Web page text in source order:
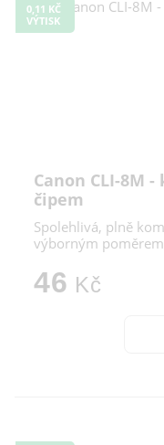
0,11 KČ
VÝTISK
Canon CLI-8M
čipem
Spolehlivá, plně
výborným
46 Kč